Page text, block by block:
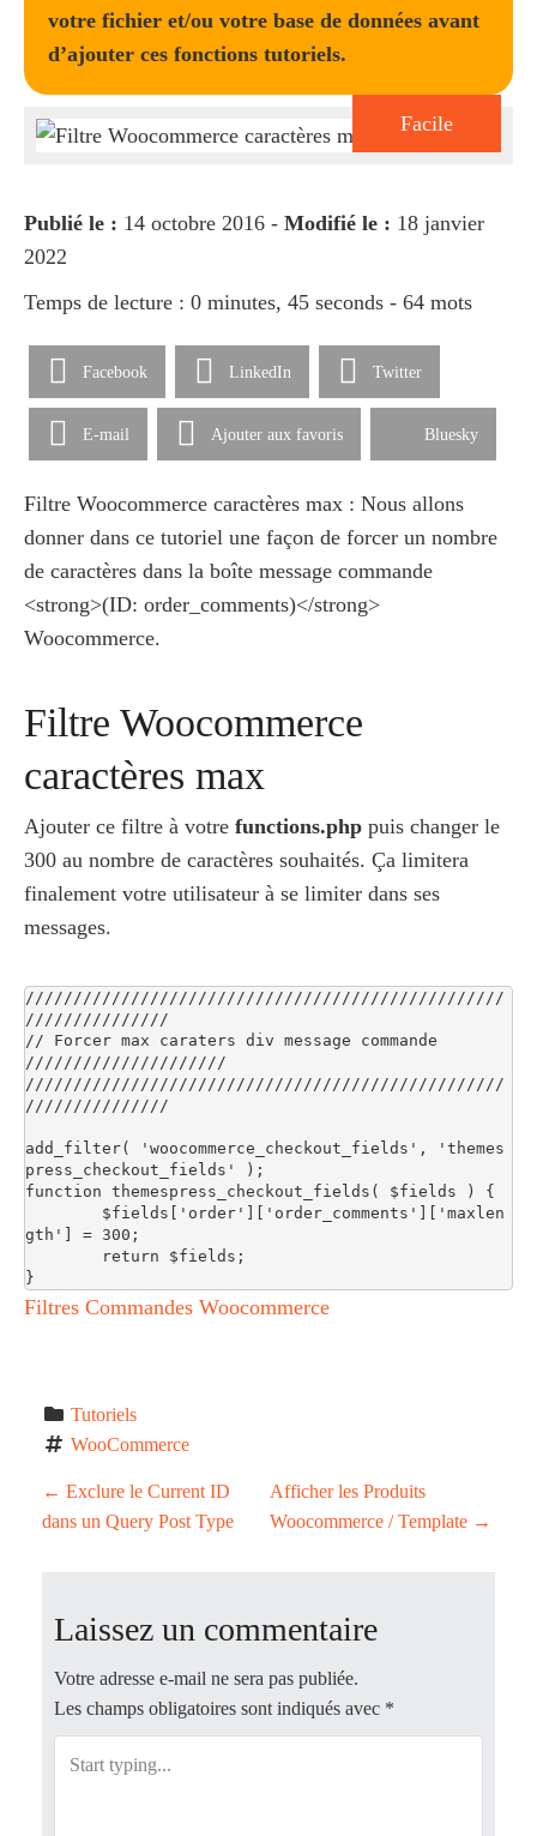
votre fichier et/ou votre base de données avant
d’ajouter ces fonctions tutoriels.
Facile
Publié le : 14 octobre 2016 - Modifié le : 18 janvier
2022
Temps de lecture : 0 minutes, 45 seconds - 64 mots
Facebook LinkedIn Twitter
E-mail Ajouter aux favoris Bluesky
Filtre Woocommerce caractères max : Nous allons
donner dans ce tutoriel une façon de forcer un nombre
de caractères dans la boîte message commande
<strong>(ID: order_comments)</strong>
Woocommerce.
Filtre Woocommerce
caractères max
Ajouter ce filtre à votre functions.php puis changer le
300 au nombre de caractères souhaités. Ça limitera
finalement votre utilisateur à se limiter dans ses
messages.
//////////////////////////////////////////////////
///////////////
// Forcer max caraters div message commande
/////////////////////
//////////////////////////////////////////////////
///////////////
add_filter( 'woocommerce_checkout_fields', 'themes
press_checkout_fields' );
function themespress_checkout_fields( $fields ) {
gth'] = 300;
}
Filtres Commandes Woocommerce
Tutoriels
WooCommerce
P
n
← Exclure le Current ID
dans un Query Post Type
Afficher les Produits
Woocommerce / Template →
Laissez un commentaire
Votre adresse e-mail ne sera pas publiée.
Les champs obligatoires sont indiqués avec *